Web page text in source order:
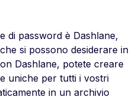
di password è Dashlane,
si possono desiderare in
Dashlane, potete creare
uniche per tutti i vostri
in un archivio